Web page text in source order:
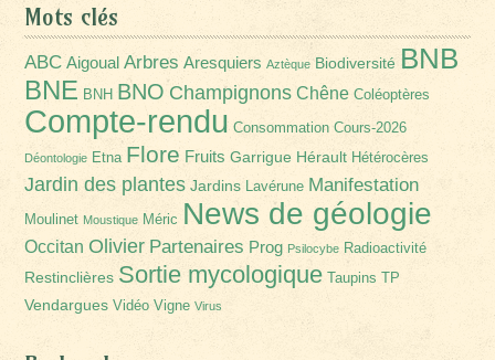
Mots clés
ABC Aigoual Arbres Aresquiers Aztèque Biodiversité BNB
BNE BNH BNO Champignons Chêne Coléoptères
Compte-rendu Consommation Cours-2026
Déontologie Etna Flore Fruits Garrigue Hérault Hétérocères
Jardin des plantes Jardins Lavérune Manifestation
Moulinet Moustique Méric News de géologie
Occitan Olivier Partenaires Prog Psilocybe Radioactivité
Restinclières Sortie mycologique Taupins TP
Vendargues Vidéo Vigne Virus